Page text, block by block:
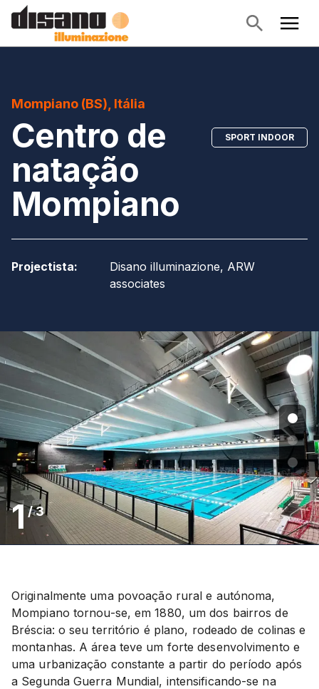
Mompiano (BS), Itália
Centro de
natação
Mompiano
SPORT INDOOR
Projectista:
Disano illuminazione, ARW
associates
1/3
Originalmente uma povoação rural e autónoma,
Mompiano tornou-se, em 1880, um dos bairros de
Bréscia: o seu território é plano, rodeado de colinas e
montanhas. A área teve um forte desenvolvimento e
uma urbanização constante a partir do período após
a Segunda Guerra Mundial, intensificando-se na